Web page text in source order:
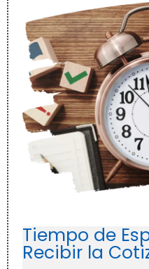
Tiempo de
Recibir la